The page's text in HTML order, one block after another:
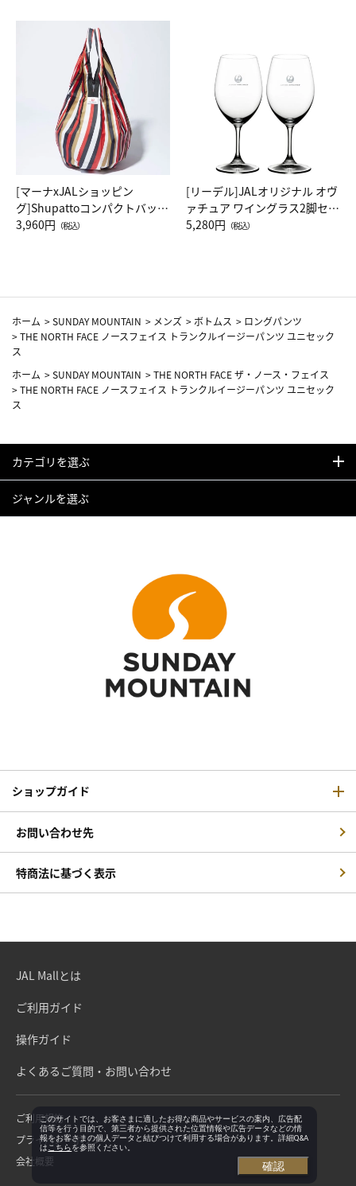
[マーナxJALショッピン
グ]Shupattoコンパクトバッグ
Drop JAL客室乗務員（LC）ス
3,960円 （税込）
[リーデル]JALオリジナル オヴ
ァチュア ワイングラス2脚セッ
ト（レッドワイン）
5,280円 （税込）
ホーム >SUNDAY MOUNTAIN > メンズ > ボトムス > ロングパンツ
>THE NORTH FACE ノースフェイス トランクルイージーパンツ ユニセック
ス
ホーム >SUNDAY MOUNTAIN >THE NORTH FACE ザ・ノース・フェイス
>THE NORTH FACE ノースフェイス トランクルイージーパンツ ユニセック
ス
カテゴリを選ぶ
ジャンルを選ぶ
ショップガイド
お問い合わせ先
特商法に基づく表示
JAL Mallとは
ご利用ガイド
操作ガイド
よくあるご質問・お問い合わせ
ご利用規約
プライバシーポリシー
会社概要
このサイトでは、お客さまに適したお得な商品やサービスの案内、広告配
信等を行う目的で、第三者から提供された位置情報や広告データなどの情
報をお客さまの個人データと結びつけて利用する場合があります。詳細Q&A
は こちらを参照ください。
確認